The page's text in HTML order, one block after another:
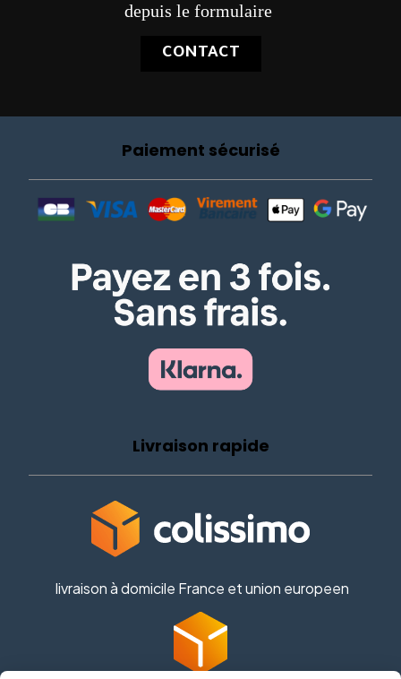
depuis le formulaire
CONTACT
Paiement sécurisé
Livraison rapide
livraison à domicile France et union europeen